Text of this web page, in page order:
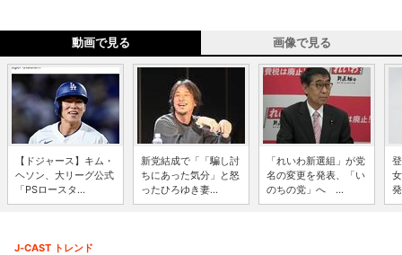
動画で見る 画像で見る
【ドジャース】キム・
ヘソン、大リーグ公式
「PSロースタ...
新党結成で「「騙し討
ちにあった気分」と怒
ったひろゆき妻...
「れいわ新選組」が党
名の変更を発表、「い
のちの党」へ ...
J-CAST トレンド